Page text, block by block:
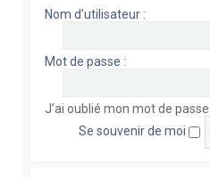
Nom d’utilisateur :
Mot de passe :
J’ai oublié mon mot de passe
Se souvenir de moi